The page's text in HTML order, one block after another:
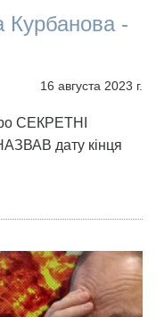
Курбанова -
16 августа 2023 г.
СЕКРЕТНІ
дату кінця